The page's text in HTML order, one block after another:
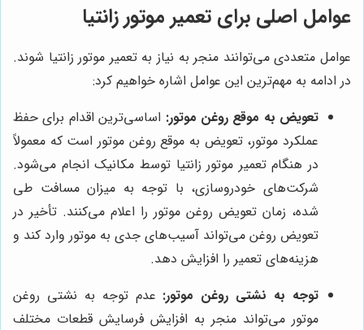
عوامل اصلی برای تعمیر موتور زانتیا
عوامل متعددی می‌توانند منجر به نیاز به تعمیر موتور زانتیا شوند.
در ادامه به مهم‌ترین این عوامل اشاره خواهیم کرد:
تعویض به موقع روغن موتور: اساسی‌ترین اقدام برای حفظ
عملکرد موتور، تعویض به موقع روغن موتور است که معمولاً
در هنگام تعمیر موتور زانتیا توسط مکانیک انجام می‌شود.
شرکت‌های خودروسازی، با توجه به میزان مسافت طی
شده، زمان تعویض روغن موتور را اعلام می‌کنند. تأخیر در
تعویض روغن می‌تواند آسیب‌های جدی به موتور وارد کند و
هزینه‌های تعمیر را افزایش دهد.
توجه به نشتی روغن موتور: عدم توجه به نشتی روغن
موتور می‌تواند منجر به افزایش فرسایش قطعات مختلف